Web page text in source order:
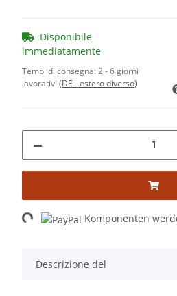
Disponibile
immediatamente
Tempi di consegna:2 - 6 giorni
lavorativi (DE - estero diverso)
Loading... Komponenten
Descrizione del